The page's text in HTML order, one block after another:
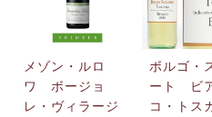
メゾン・ルロ
ワ ボージョ
レ・ヴィラージ
ボルゴ・
ート ビ
コ・トス